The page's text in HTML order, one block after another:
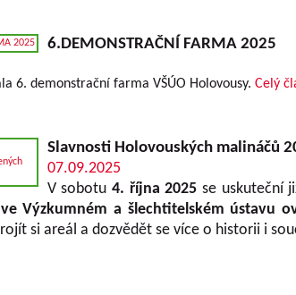
6.DEMONSTRAČNÍ FARMA 2025
6. demonstrační farma VŠÚO Holovousy. Celý
Slavnosti Holovouských malináčů
07.09.2025
V sobotu 4. října 2025 se uskuteční
Výzkumném a šlechtitelském ústavu
si areál a dozvědět se více o historii i